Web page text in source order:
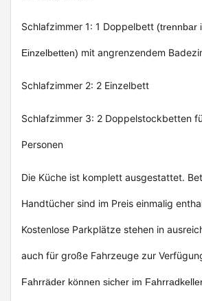
Schlafzimmer 1: 1 Doppelbett (trennbar
Einzelbetten) mit angrenzendem
Schlafzimmer 2: 2 Einzelbett
Schlafzimmer 3: 2 Doppelstockbetten
Personen
Die Küche ist komplett ausgestattet.
Handtücher sind im Preis einmalig
Kostenlose Parkplätze stehen in
auch für große Fahrzeuge zur
Fahrräder können sicher im